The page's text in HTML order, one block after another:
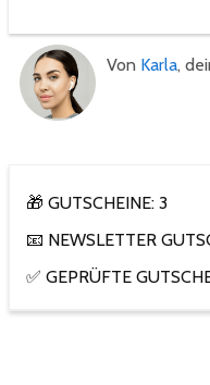
Von Karla,
🎁 GUTSCHEINE: 3
📧 NEWSLETTER
✅ GEPRÜFTE